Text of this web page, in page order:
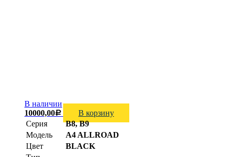
В наличии
10000,00Р
В корзину
Серия
B8, B9
Модель
A4 ALLROAD
Цвет
BLACK